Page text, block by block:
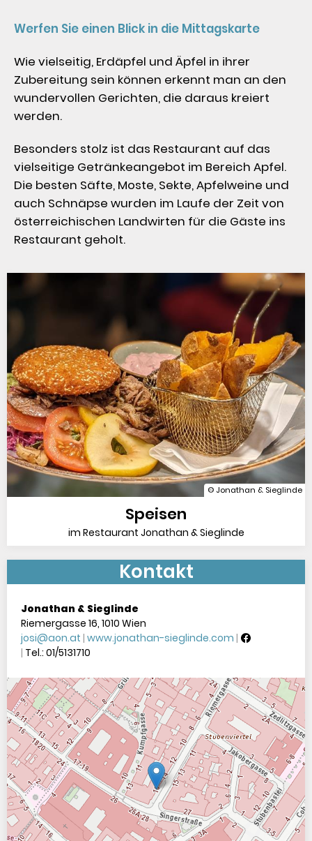
Werfen Sie einen Blick in die Mittagskarte
Wie vielseitig, Erdäpfel und Äpfel in ihrer
Zubereitung sein können erkennt man an den
wundervollen Gerichten, die daraus kreiert
werden.
Besonders stolz ist das Restaurant auf das
vielseitige Getränkeangebot im Bereich Apfel.
Die besten Säfte, Moste, Sekte, Apfelweine und
auch Schnäpse wurden im Laufe der Zeit von
österreichischen Landwirten für die Gäste ins
Restaurant geholt.
© Jonathan & Sieglinde
Speisen
im Restaurant Jonathan & Sieglinde
Kontakt
Jonathan & Sieglinde
Riemergasse 16, 1010 Wien
josi@aon.at www.jonathan-sieglinde.com
Tel.: 01/5131710